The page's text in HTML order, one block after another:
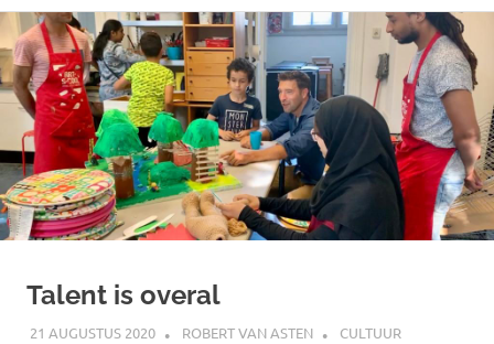
Ga
naar
de
inhoud
Talent is overal
21 AUGUSTUS 2020 ROBERT VAN ASTEN CULTUUR